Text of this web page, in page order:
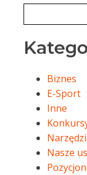
Biznes
E-Sport
Inne
Nasze